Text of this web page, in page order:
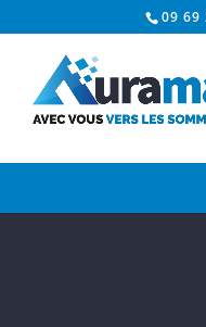
09 69